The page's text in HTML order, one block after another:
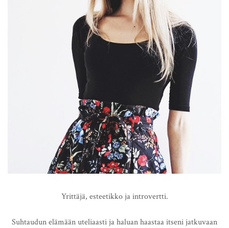
Yrittäjä, esteetikko ja introvertti.
Suhtaudun elämään uteliaasti ja haluan haastaa itseni jatkuvaan